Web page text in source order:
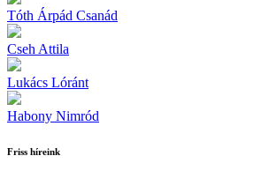
Tóth Árpád Csanád
Cseh Attila
Lukács Lóránt
Habony Nimród
Friss híreink